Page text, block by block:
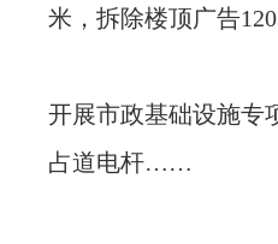
米，拆除楼顶广告120
开展市政基础设施专
占道电杆……